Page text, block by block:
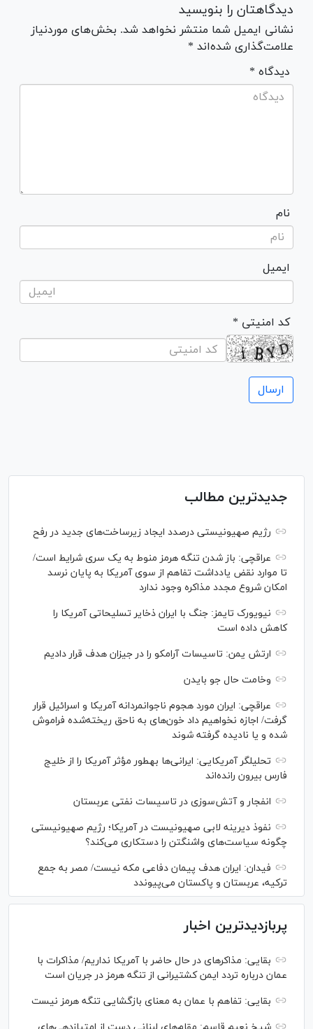
دیدگاهتان را بنویسید
نشانی ایمیل شما منتشر نخواهد شد. بخش‌های موردنیاز
علامت‌گذاری شده‌اند *
* دیدگاه
نام
ایمیل
* کد امنیتی
جدیدترین مطالب
رژیم صهیونیستی درصدد ایجاد زیرساخت‌های جدید در رفح
عراقچی: باز شدن تنگه هرمز منوط به یک سری شرایط است/
تا موارد نقض یادداشت تفاهم از سوی آمریکا به پایان نرسد
امکان شروع مجدد مذاکره وجود ندارد
نیویورک تایمز: جنگ با ایران ذخایر تسلیحاتی آمریکا را
کاهش داده است
ارتش یمن: تاسیسات آرامکو را در جیزان هدف قرار دادیم
وخامت حال جو بایدن
عراقچی: ایران مورد هجوم ناجوانمردانه آمریکا و اسرائیل قرار
گرفت/ اجازه نخواهیم داد خون‌های به ناحق ریخته‌شده فراموش
شده و یا نادیده گرفته شوند
تحلیلگر آمریکایی: ایرانی‌ها به‎طور مؤثر آمریکا را از خلیج
فارس بیرون رانده‌اند
انفجار و آتش‌سوزی در تاسیسات نفتی عربستان
نفوذ دیرینه لابی صهیونیست در آمریکا؛ رژیم صهیونیستی
چگونه سیاست‌های واشنگتن را دستکاری می‌کند؟
فیدان: ایران هدف پیمان دفاعی مکه نیست/ مصر به جمع
ترکیه، عربستان و پاکستان می‌پیوندد
پربازدیدترین اخبار
بقایی: مذاکره‎ای در حال حاضر با آمریکا نداریم/ مذاکرات با
عمان درباره تردد ایمن کشتیرانی از تنگه هرمز در جریان است
بقایی: تفاهم با عمان به معنای بازگشایی تنگه هرمز نیست